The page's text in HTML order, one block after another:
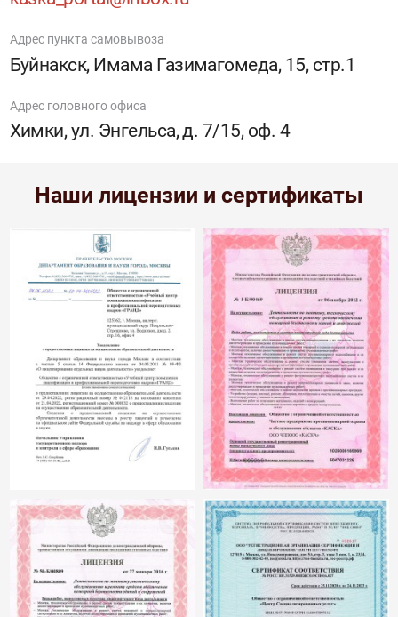
Адрес пункта самовывоза
Буйнакск, Имама Газимагомеда, 15, стр.1
Адрес головного офиса
Химки, ул. Энгельса, д. 7/15, оф. 4
Наши лицензии и сертификаты